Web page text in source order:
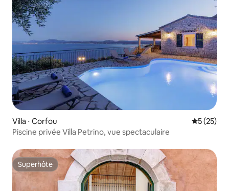
Villa ⋅ Corfou
5 (25)
Piscine privée Villa Petrino, vue spectaculaire
Superhôte
Superhôte